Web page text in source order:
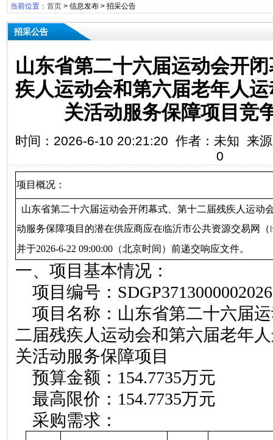
当前位置： 首页> 信息发布> 招采公告
招采公告
山东省第二十六届运动会开
疾人运动会和第六届老年人
关活动服务保障项目竞
时间：2026-6-10 20:21:20 作者：未知 来
0
项目概况：
山东省第二十六届运动会开闭幕式、第十二届残疾人运动
动服务保障项目 的潜在供应商应在临沂市公共资源交易网（
并于2026-6-22 09:00:00（北京时间 ） 前递交响应文件。
一、项目基本情况：
项目编号：
项目名称： 山东省第二十六届
二届残疾人运动会和第六届老年
关活动服务保障项目
预算金额： 154.7735万元
最高限价 ： 154.7735万元
采购需求：